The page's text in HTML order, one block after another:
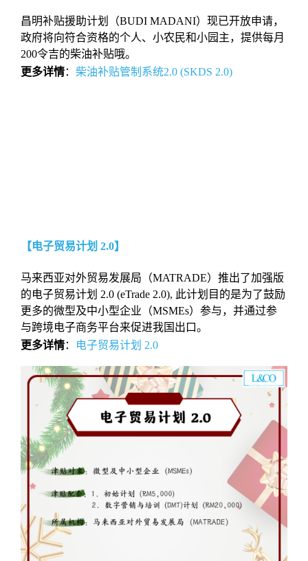
昌明补贴援助计划（BUDI MADANI）现已开放申请，
政府将向符合资格的个人、小农民和小园主，提供每月
200令吉的柴油补贴哦。
更多详情： 柴油补贴管制系统2.0 (SKDS 2.0)
【电子贸易计划 2.0】
马来西亚对外贸易发展局（MATRADE）推出了加强版
的电子贸易计划 2.0 (eTrade 2.0), 此计划目的是为了鼓励
更多的微型及中小型企业（MSMEs）参与，并通过参
与跨境电子商务平台来促进我国出口。
更多详情： 电子贸易计划 2.0